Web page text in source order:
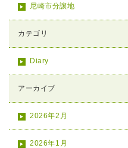
尼崎市分譲地
カテゴリ
Diary
アーカイブ
2026年2月
2026年1月